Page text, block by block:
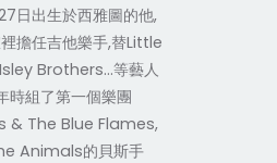
日出生於西雅圖的他,
擔任吉他樂手,替Little
Brothers…等藝人
時組了第一個樂團
The Blue Flames,
Animals的貝斯手